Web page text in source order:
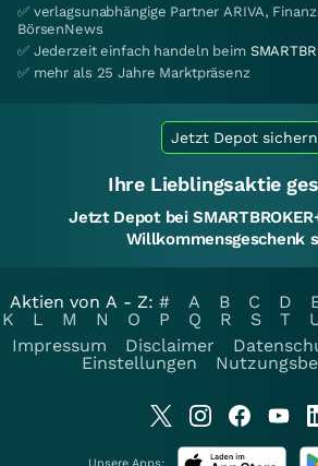
✅ verlagsunabhängige Partner ARIVA,
BörsenNews
✅ Jederzeit einfach handeln beim
✅ mehr als 25 Jahre Marktpräsenz
Jetzt Depot sichern
Ihre Lieblingsaktie
Jetzt Depot bei
Willkommensgeschenk
Aktien von A - Z: # A B C D
K
L M N O P Q R S T
Impressum
Disclaimer
Einstellungen